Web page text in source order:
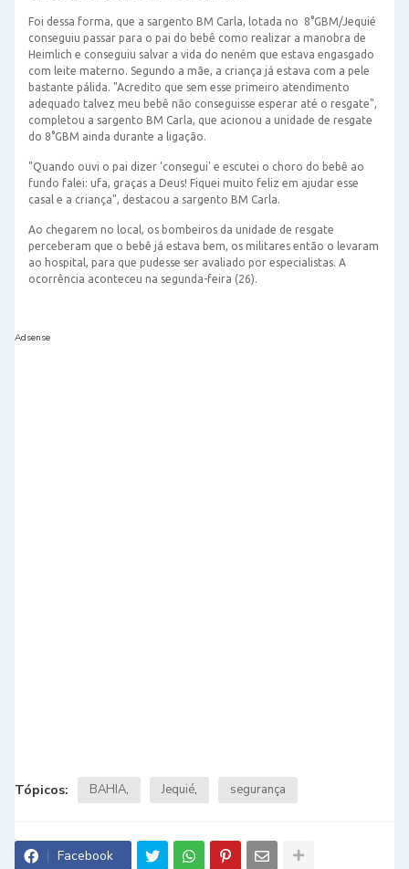
Foi dessa forma, que a sargento BM Carla, lotada no 8°GBM/Jequié
conseguiu passar para o pai do bebê como realizar a manobra de
Heimlich e conseguiu salvar a vida do neném que estava engasgado
com leite materno. Segundo a mãe, a criança já estava com a pele
bastante pálida. "Acredito que sem esse primeiro atendimento
adequado talvez meu bebê não conseguisse esperar até o resgate",
completou a sargento BM Carla, que acionou a unidade de resgate
do 8°GBM ainda durante a ligação.
"Quando ouvi o pai dizer 'consegui' e escutei o choro do bebê ao
fundo falei: ufa, graças a Deus! Fiquei muito feliz em ajudar esse
casal e a criança", destacou a sargento BM Carla.
Ao chegarem no local, os bombeiros da unidade de resgate
perceberam que o bebê já estava bem, os militares então o levaram
ao hospital, para que pudesse ser avaliado por especialistas. A
ocorrência aconteceu na segunda-feira (26).
Adsense
Tópicos: BAHIA Jequié segurança
Facebook